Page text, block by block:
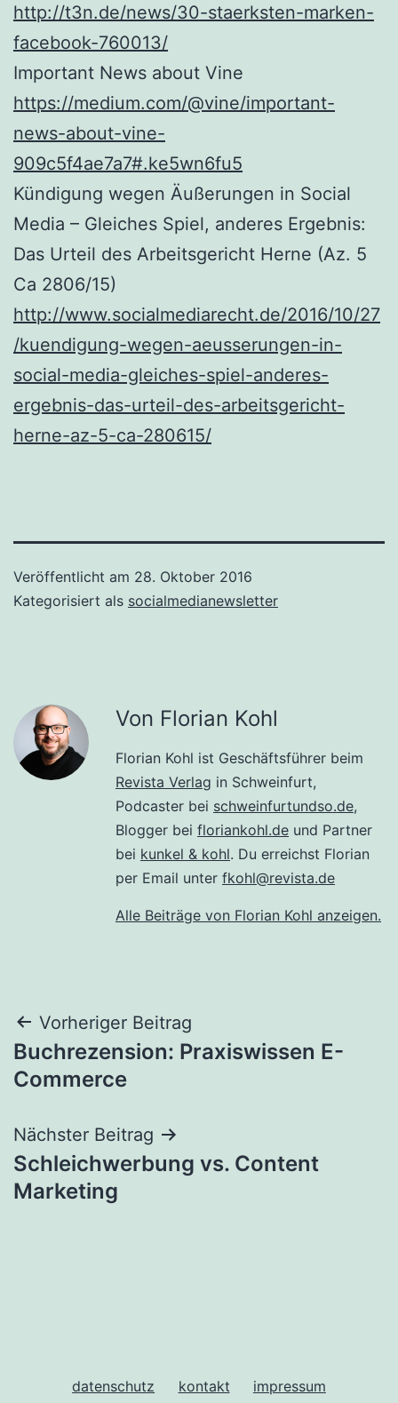
http://t3n.de/news/30-staerksten-marken-
facebook-760013/
Important News about Vine
https://medium.com/@vine/important-
news-about-vine-
909c5f4ae7a7#.ke5wn6fu5
Kündigung wegen Äußerungen in Social
Media – Gleiches Spiel, anderes Ergebnis:
Das Urteil des Arbeitsgericht Herne (Az. 5
Ca 2806/15)
http://www.socialmediarecht.de/2016/10/27
/kuendigung-wegen-aeusserungen-in-
social-media-gleiches-spiel-anderes-
ergebnis-das-urteil-des-arbeitsgericht-
herne-az-5-ca-280615/
Veröffentlicht am 28. Oktober 2016
Kategorisiert als socialmedianewsletter
Von Florian Kohl
Florian Kohl ist Geschäftsführer beim
Revista Verlag in Schweinfurt,
Podcaster bei schweinfurtundso.de,
Blogger bei floriankohl.de und Partner
bei kunkel & kohl. Du erreichst Florian
per Email unter fkohl@revista.de
Alle Beiträge von Florian Kohl anzeigen.
Beitragsnavigation
Vorheriger Beitrag
Buchrezension: Praxiswissen E-
Commerce
Nächster Beitrag
Schleichwerbung vs. Content
Marketing
datenschutz kontakt impressum